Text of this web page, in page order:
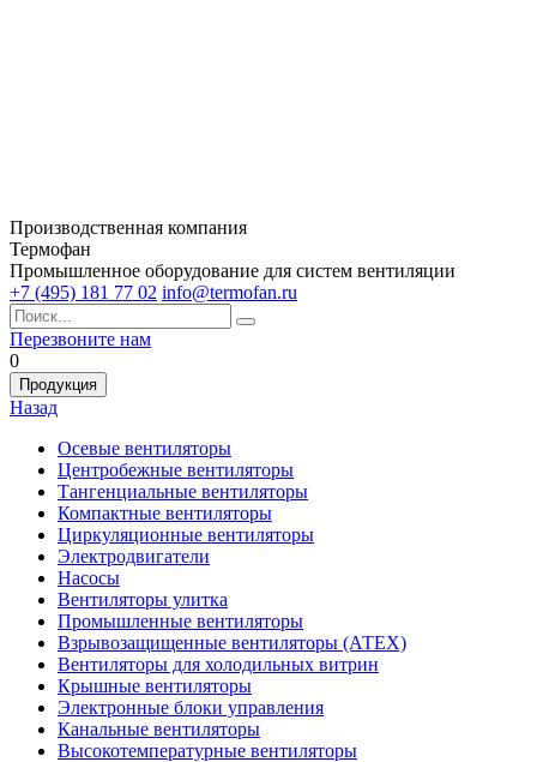
Производственная компания
Термофан
Промышленное оборудование для систем вентиляции
+7 (495) 181 77 02 info@termofan.ru
Перезвоните нам
0
Продукция
Назад
Осевые вентиляторы
Центробежные вентиляторы
Тангенциальные вентиляторы
Компактные вентиляторы
Циркуляционные вентиляторы
Электродвигатели
Насосы
Вентиляторы улитка
Промышленные вентиляторы
Взрывозащищенные вентиляторы (АТЕХ)
Вентиляторы для холодильных витрин
Крышные вентиляторы
Электронные блоки управления
Канальные вентиляторы
Высокотемпературные вентиляторы